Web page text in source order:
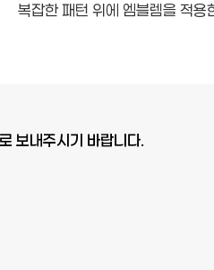
복잡한 패턴 위에 엠블렘을 적용
보내주시기 바랍니다.